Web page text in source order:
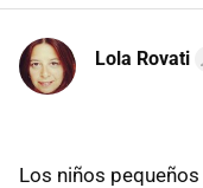
Lola Rovati
Los niños